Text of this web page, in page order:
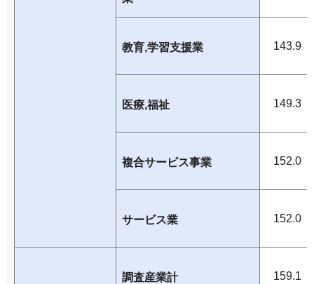
教育,学習支援業 143.9
医療,福祉 149.3
複合サービス事業 152.0
サービス業 152.0
調査産業計 159.1